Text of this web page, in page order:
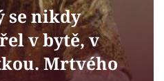
Vary
se nikdy
v bytě, v
Mrtvého